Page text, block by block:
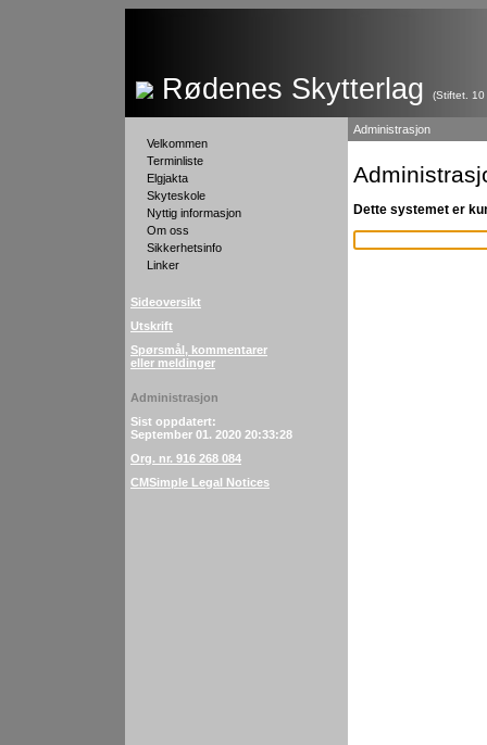
Rødenes Skytterlag (Stiftet.
Velkommen
Terminliste
Elgjakta
Skyteskole
Nyttig informasjon
Om oss
Sikkerhetsinfo
Linker
Sideoversikt
Utskrift
Spørsmål, kommentarer
eller meldinger
Administrasjon
Sist oppdatert:
September 01. 2020 20:33:28
Org. nr. 916 268 084
CMSimple Legal Notices
Administrasjon
Dette systemet er